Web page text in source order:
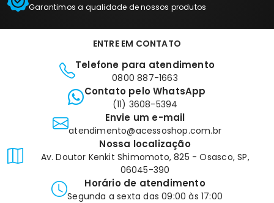
Garantimos a qualidade de nossos produtos
ENTRE EM CONTATO
Telefone para atendimento
0800 887-1663
Contato pelo WhatsApp
(11) 3608-5394
Envie um e-mail
atendimento@acessoshop.com.br
Nossa localização
Av. Doutor Kenkit Shimomoto, 825 - Osasco, SP,
06045-390
Horário de atendimento
Segunda a sexta das 09:00 às 17:00